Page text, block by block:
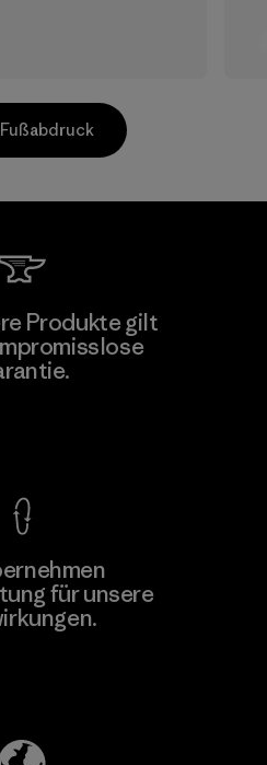
Produkte gilt
für unsere